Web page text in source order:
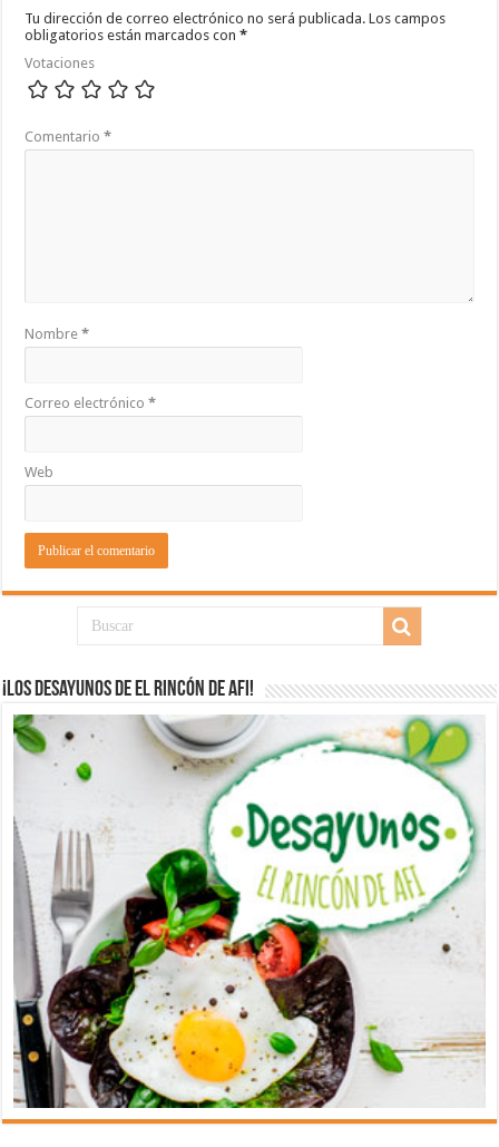
Tu dirección de correo electrónico no será publicada. Los campos
obligatorios están marcados con*
Votaciones
Comentario*
Nombre*
Correo electrónico*
Web
¡Los desayunos de El Rincón de Afi!